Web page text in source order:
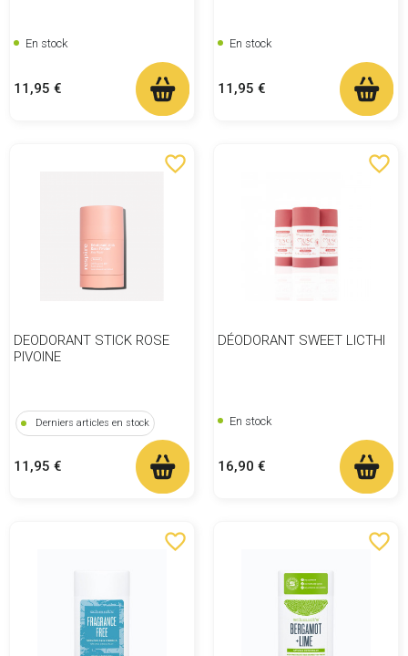
En stock
Prix
11,95 €
En stock
Prix
11,95 €
favorite_border
DEODORANT STICK ROSE
PIVOINE
Derniers articles en stock
Prix
11,95 €
favorite_border
DÉODORANT SWEET LICTHI
En stock
Prix
16,90 €
favorite_border favorite_border